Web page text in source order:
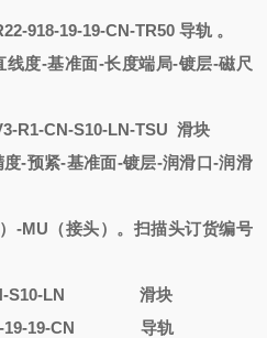
918-19-19-CN-TR50 导轨 。
度-基准面-长度端局-镀层-磁尺
R1-CN-S10-LN-TSU 滑块
-预紧-基准面-镀层-润滑口-润滑
-MU（接头）。扫描头订货编号
S10-LN
滑块
19-CN
导轨